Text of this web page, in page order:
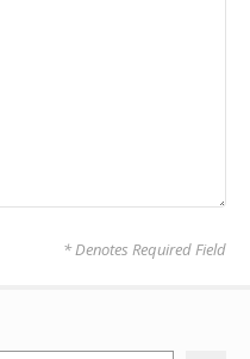
* Denotes Required Field